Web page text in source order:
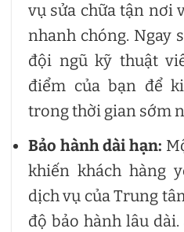
vụ sửa chữa tận nơi
nhanh chóng. Ngay
đội ngũ kỹ thuật
điểm của bạn để
trong thời gian sớm
Bảo hành dài hạn:
khiến khách hàng
dịch vụ của Trung
độ bảo hành lâu